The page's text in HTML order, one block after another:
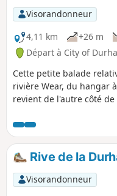
Visorandonneur
4,11 km
+26 m
Départ à City of
Cette petite balade
rivière Wear, du hangar
revient de l'autre côté
pique-niquer. Cette
roulants et aux
Rive de la
Visorandonneur